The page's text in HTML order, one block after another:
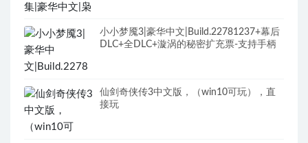
小小梦魇3|豪华中文|Build.22781237+幕后
DLC+全DLC+漩涡的秘密扩充票-支持手柄
仙剑奇侠传3中文版，（win10可玩），直
接玩